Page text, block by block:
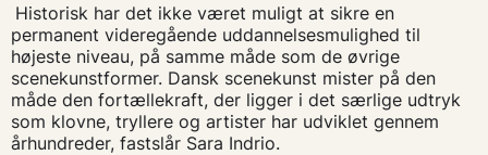
Historisk har det ikke været muligt at sikre en
permanent videregående uddannelsesmulighed til
højeste niveau, på samme måde som de øvrige
scenekunstformer. Dansk scenekunst mister på den
måde den fortællekraft, der ligger i det særlige udtryk
som klovne, tryllere og artister har udviklet gennem
århundreder, fastslår Sara Indrio.